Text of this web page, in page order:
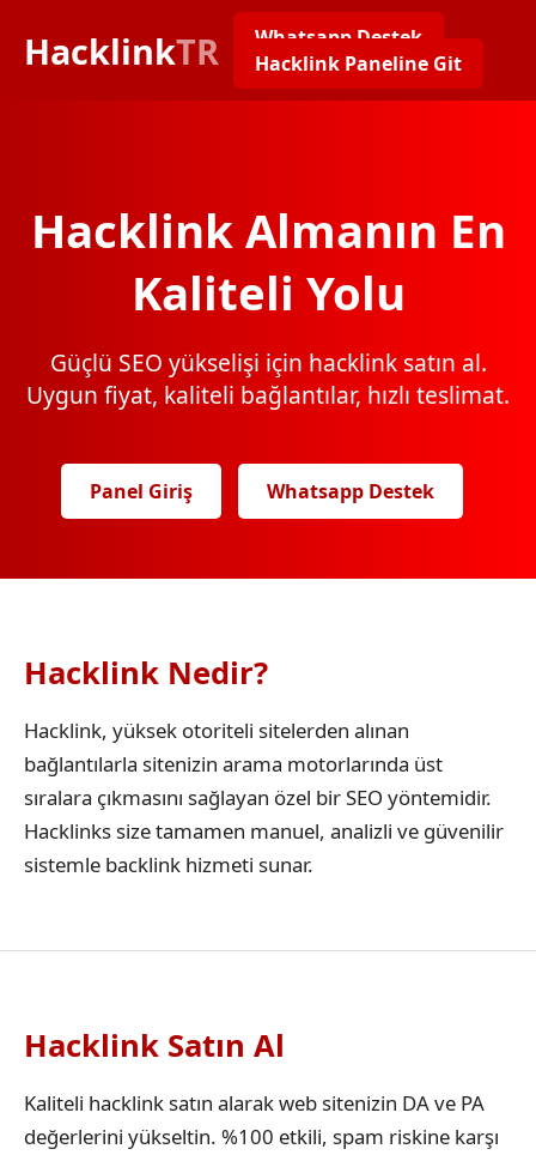
HacklinkTR
Whatsapp Destek
Hacklink Paneline Git
Hacklink Almanın En
Kaliteli Yolu
Güçlü SEO yükselişi için hacklink satın al.
Uygun fiyat, kaliteli bağlantılar, hızlı teslimat.
Panel Giriş Whatsapp Destek
Hacklink Nedir?
Hacklink, yüksek otoriteli sitelerden alınan
bağlantılarla sitenizin arama motorlarında üst
sıralara çıkmasını sağlayan özel bir SEO yöntemidir.
Hacklinks size tamamen manuel, analizli ve güvenilir
sistemle backlink hizmeti sunar.
Hacklink Satın Al
Kaliteli hacklink satın alarak web sitenizin DA ve PA
değerlerini yükseltin. %100 etkili, spam riskine karşı